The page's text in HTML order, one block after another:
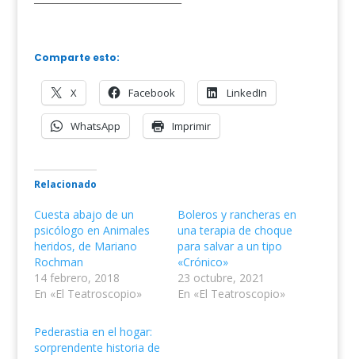
Comparte esto:
X Facebook LinkedIn
WhatsApp Imprimir
Relacionado
Cuesta abajo de un
psicólogo en Animales
heridos, de Mariano
Rochman
14 febrero, 2018
En «El Teatroscopio»
Boleros y rancheras en
una terapia de choque
para salvar a un tipo
«Crónico»
23 octubre, 2021
En «El Teatroscopio»
Pederastia en el hogar:
sorprendente historia de